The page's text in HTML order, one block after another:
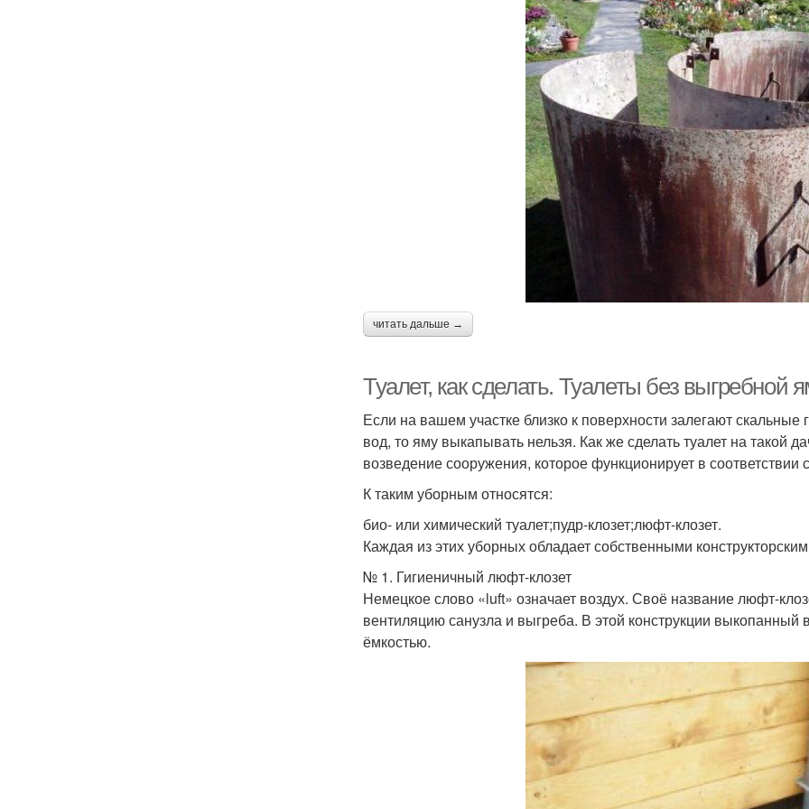
читать дальше →
Туалет, как сделать. Туалеты без выгребной
Если на вашем участке близко к поверхности залегают
вод, то яму выкапывать нельзя. Как же сделать туалет на такой
возведение сооружения, которое функционирует в
К таким уборным относятся:
био- или химический туалет;пудр-клозет;люфт-клозет.
Каждая из этих уборных обладает собственными
№ 1. Гигиеничный люфт-клозет
Немецкое слово «luft» означает воздух. Своё название люфт-
вентиляцию санузла и выгреба. В этой конструкции выкопанный
ёмкостью.